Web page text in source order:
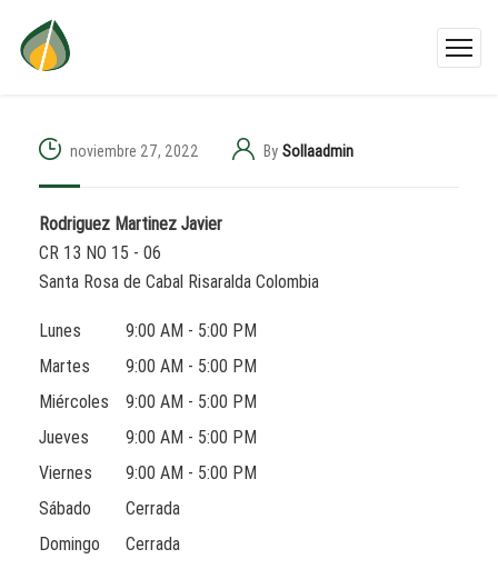
noviembre 27, 2022 By Sollaadmin
Rodriguez Martinez Javier
CR 13 NO 15 - 06
Santa Rosa de Cabal Risaralda Colombia
Lunes
9:00 AM - 5:00 PM
Martes
9:00 AM - 5:00 PM
Miércoles
9:00 AM - 5:00 PM
Jueves
9:00 AM - 5:00 PM
Viernes
9:00 AM - 5:00 PM
Sábado
Cerrada
Domingo
Cerrada